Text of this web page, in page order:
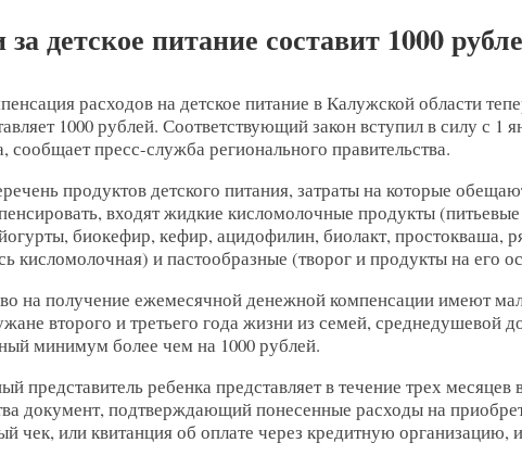
детское питание составит 1000
расходов на детское питание в Калужской области
1000 рублей. Соответствующий закон вступил в силу с 1
сообщает пресс-служба регионального правительства.
продуктов детского питания, затраты на которые
входят жидкие кисломолочные продукты
биокефир, кефир, ацидофилин, биолакт, простокваша,
кисломолочная) и пастообразные (творог и продукты на его
на получение ежемесячной денежной компенсации имеют
второго и третьего года жизни из семей, среднедушевой
минимум более чем на 1000 рублей.
представитель ребенка представляет в течение трех месяцев
документ, подтверждающий понесенные расходы на
чек, или квитанция об оплате через кредитную организацию,